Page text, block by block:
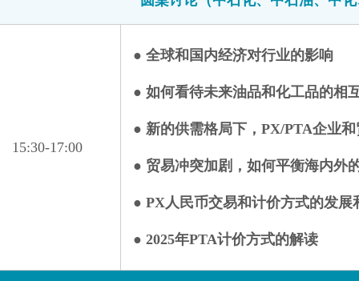
15:30-17:00
● 全球和国内经济对行业的影响
● 如何看待未来油品和化工品的相
● 新的供需格局下，PX/PTA企业
● 贸易冲突加剧，如何平衡海内外
● PX人民币交易和计价方式的发展
● 2025年PTA计价方式的解读
苏州天彩化纤有限公司
天龙新材料股份有限公司
银河德睿资本管理有限公司
浙江古纤道绿色纤维有限公司
浙江恒逸国际贸易有限公司